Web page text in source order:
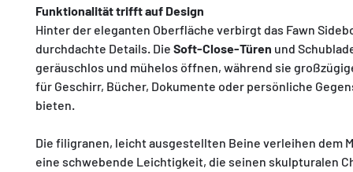
Funktionalität trifft auf Design
Hinter der eleganten Oberfläche verbirgt das Fawn
durchdachte Details. Die Soft-Close-Türen und
geräuschlos und mühelos öffnen, während sie
für Geschirr, Bücher, Dokumente oder persönliche
bieten.
Die filigranen, leicht ausgestellten Beine verleihen dem
eine schwebende Leichtigkeit, die seinen skulpturalen